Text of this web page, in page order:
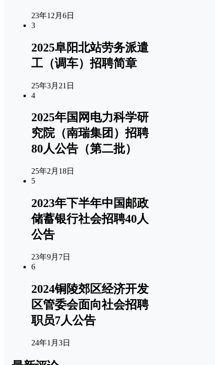
23年12月6日
3
2025阜阳北站劳务派遣
工（调车）招聘简章
25年3月21日
4
2025年国网电力科学研
究院（南瑞集团）招聘
80人公告（第二批）
25年2月18日
5
2023年下半年中国邮政
储蓄银行社会招聘40人
公告
23年9月7日
6
2024铜陵郊区经济开发
区管委会面向社会招聘
职员7人公告
24年1月3日